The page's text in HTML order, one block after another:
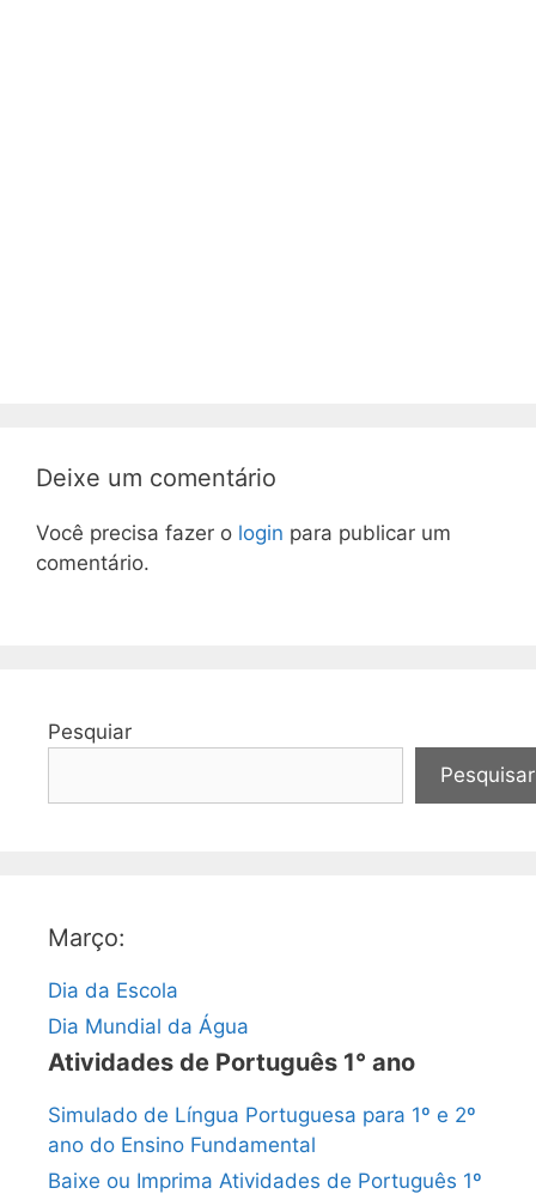
Deixe um comentário
Você precisa fazer o login para publicar um
comentário.
Pesquiar
Pesquisar
Março:
Dia da Escola
Dia Mundial da Água
Atividades de Português 1° ano
Simulado de Língua Portuguesa para 1º e 2º
ano do Ensino Fundamental
Baixe ou Imprima Atividades de Português 1º